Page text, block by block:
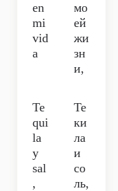
en
mi
vid
a
мо
ей
жи
зн
и,
Te
qui
la
y
sal
,
Те
ки
ла
и
со
ль,